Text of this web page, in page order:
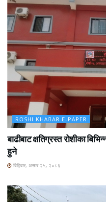
ROSHI KHABAR E-PAPER
बाढीबाट क्षतिग्रस्त रोशीका
हुने
बिहिबार, असार २५, २०८३